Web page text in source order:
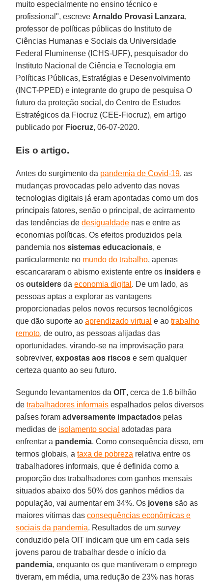
muito especialmente no ensino técnico e
profissional", escreve Arnaldo Provasi Lanzara,
professor de políticas públicas do Instituto de
Ciências Humanas e Sociais da Universidade
Federal Fluminense (ICHS-UFF), pesquisador do
Instituto Nacional de Ciência e Tecnologia em
Políticas Públicas, Estratégias e Desenvolvimento
(INCT-PPED) e integrante do grupo de pesquisa O
futuro da proteção social, do Centro de Estudos
Estratégicos da Fiocruz (CEE-Fiocruz), em artigo
publicado por Fiocruz, 06-07-2020.
Eis o artigo.
Antes do surgimento da pandemia de Covid-19, as
mudanças provocadas pelo advento das novas
tecnologias digitais já eram apontadas como um dos
principais fatores, senão o principal, de acirramento
das tendências dedesigualdade nas e entre as
economias políticas. Os efeitos produzidos pela
pandemia nos sistemas educacionais, e
particularmente no mundo do trabalho, apenas
escancararam o abismo existente entre os insiders e
osoutsiders daeconomia digital . De um lado, as
pessoas aptas a explorar as vantagens
proporcionadas pelos novos recursos tecnológicos
que dão suporte aoaprendizado virtual e aotrabalho
remoto, de outro, as pessoas alijadas das
oportunidades, virando-se na improvisação para
sobreviver,expostas aos riscos e sem qualquer
certeza quanto ao seu futuro.
Segundo levantamentos daOIT, cerca de 1.6 bilhão
detrabalhadores informais espalhados pelos diversos
países foramadversamente impactados pelas
medidas de isolamento social adotadas para
enfrentar a pandemia. Como consequência disso, em
termos globais, ataxa de pobreza relativa entre os
trabalhadores informais, que é definida como a
proporção dos trabalhadores com ganhos mensais
situados abaixo dos 50% dos ganhos médios da
população, vai aumentar em 34%. Os jovens são as
maiores vítimas dasconsequências econômicas e
sociais da pandemia. Resultados de umsurvey
conduzido pela OIT indicam que um em cada seis
jovens parou de trabalhar desde o início da
pandemia, enquanto os que mantiveram o emprego
tiveram, em média, uma redução de 23% nas horas